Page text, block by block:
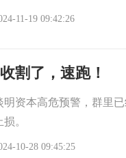
了三个现在还剩下安宏
11-19 09:42:26
割了，速跑！
明资本高危预警，群里
损。
10-28 09:45:25